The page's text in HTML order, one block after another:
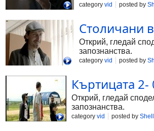
category vid posted by
Столичани
Открий, гледай
запознанства.
category vid posted by
Къртицата 2-
Открий, гледай
запознанства.
category vid posted by